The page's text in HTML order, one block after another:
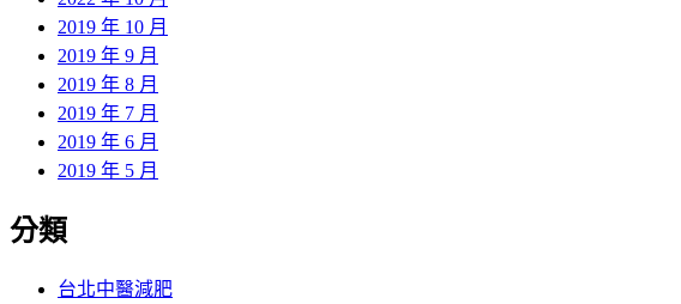
2019 年 10 月
2019 年 9 月
2019 年 8 月
2019 年 7 月
2019 年 6 月
2019 年 5 月
分類
台北中醫減肥